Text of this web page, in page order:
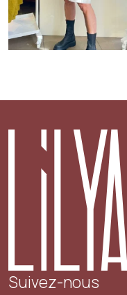
Suivez-nous